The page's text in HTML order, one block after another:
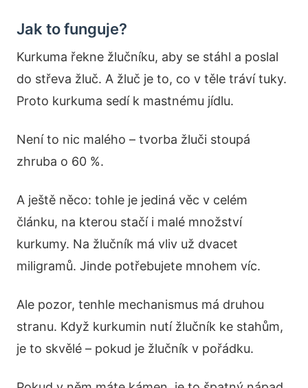
Jak to funguje?
Kurkuma řekne žlučníku, aby se stáhl a poslal
do střeva žluč. A žluč je to, co v těle tráví tuky.
Proto kurkuma sedí k mastnému jídlu.
Není to nic malého – tvorba žluči stoupá
zhruba o 60 %.
A ještě něco: tohle je jediná věc v celém
článku, na kterou stačí i malé množství
kurkumy. Na žlučník má vliv už dvacet
miligramů. Jinde potřebujete mnohem víc.
Ale pozor, tenhle mechanismus má druhou
stranu. Když kurkumin nutí žlučník ke stahům,
je to skvělé – pokud je žlučník v pořádku.